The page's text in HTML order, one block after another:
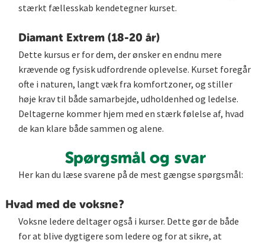
stærkt fællesskab kendetegner kurset.
Diamant Extrem (18-20 år)
Dette kursus er for dem, der ønsker en endnu mere
krævende og fysisk udfordrende oplevelse. Kurset foregår
ofte i naturen, langt væk fra komfortzoner, og stiller
høje krav til både samarbejde, udholdenhed og ledelse.
Deltagerne kommer hjem med en stærk følelse af, hvad
de kan klare både sammen og alene.
Spørgsmål og svar
Her kan du læse svarene på de mest gængse spørgsmål:
Hvad med de voksne?
Voksne ledere deltager også i kurser. Dette gør de både
for at blive dygtigere som ledere og for at sikre, at